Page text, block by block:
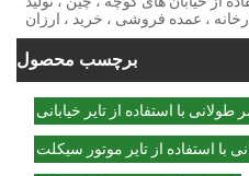
، عمده فروشی ، خرید ، ارزان
برچسب محصول
طولانی با استفاده از تایر خیابانی
با استفاده از تایر موتور سیکلت